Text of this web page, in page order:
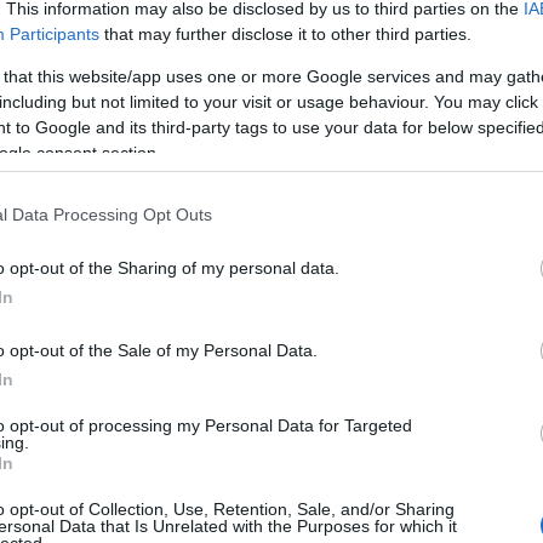
This information may also be disclosed by us to third parties on the
Participants that may further disclose it to other third parties.
that this website/app uses one or more Google services and may
but not limited to your visit or usage behaviour. You may
to Google and its third-party tags to use your data for below
consent section.
Data Processing Opt Outs
opt-out of the Sharing of my personal data.
opt-out of the Sale of my Personal Data.
opt-out of processing my Personal Data for Targeted
opt-out of Collection, Use, Retention, Sale, and/or Sharing
Data that Is Unrelated with the Purposes for which it
vendéglőkkel lenne tele
az ország! Elérhető,
érthető, otthonos.
A hazai étteremkultúrának több súlyos
baja is van, és ezúttal a járványra nem is
gondolok, egyszerűen kevés az
kisvendéglő, ahol ...
csomagok
trendje, és úgy tűnik szerencsére, hogy
nem is fog elmúlni, hiszen van egy